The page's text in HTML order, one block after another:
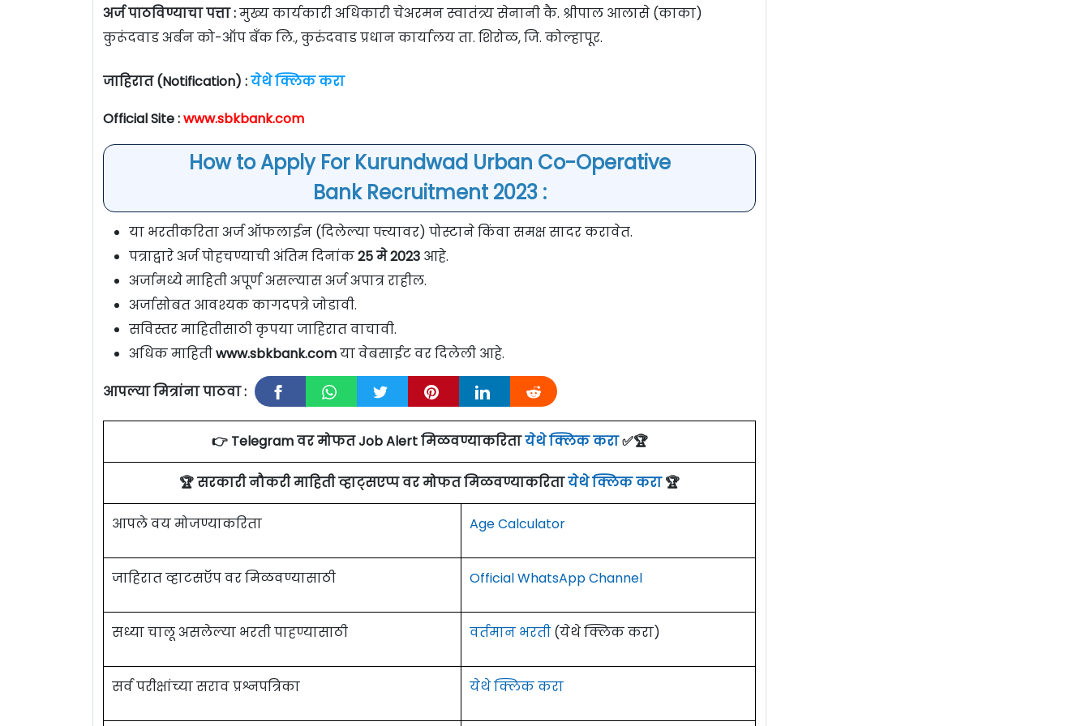
अर्ज पाठविण्याचा पत्ता :मुख्य कार्यकारी अधिकारी चेअरमन स्वातंत्र्य सेनानी कै. श्रीपाल आलासे (काका)
कुरूंदवाड अर्बन को-ऑप बँक लि., कुरुंदवाड प्रधान कार्यालय ता. शिरोळ, जि. कोल्हापूर.
जाहिरात (Notification) :येथे क्लिक करा
Official Site :www.sbkbank.com
How to Apply For Kurundwad Urban Co-Operative
Bank Recruitment 2023 :
या भरतीकरिता अर्ज ऑफलाईन (दिलेल्या पत्त्यावर) पोस्टाने किंवा समक्ष सादर करावेत.
पत्राद्वारे अर्ज पोहचण्याची अंतिम दिनांक25 मे 2023 आहे.
अर्जामध्ये माहिती अपूर्ण असल्यास अर्ज अपात्र राहील.
अर्जासोबत आवश्यक कागदपत्रे जोडावी.
सविस्तर माहितीसाठी कृपया जाहिरात वाचावी.
अधिक माहितीwww.sbkbank.comया वेबसाईट वर दिलेली आहे.
आपल्या मित्रांना पाठवा :
👉 Telegram वर मोफत Job Alert मिळवण्याकरितायेथे क्लिक करा✅🏆
🏆 सरकारी नौकरी माहिती व्हाट्सएप्प वर मोफत मिळवण्याकरितायेथे क्लिक करा🏆
आपले वय मोजण्याकरिता Age Calculator
जाहिरात व्हाटसऍप वर मिळवण्यासाठी Official WhatsApp Channel
सध्या चालू असलेल्या भरती पाहण्यासाठी वर्तमान भरती (येथे क्लिक करा)
सर्व परीक्षांच्या सराव प्रश्नपत्रिका येथे क्लिक करा